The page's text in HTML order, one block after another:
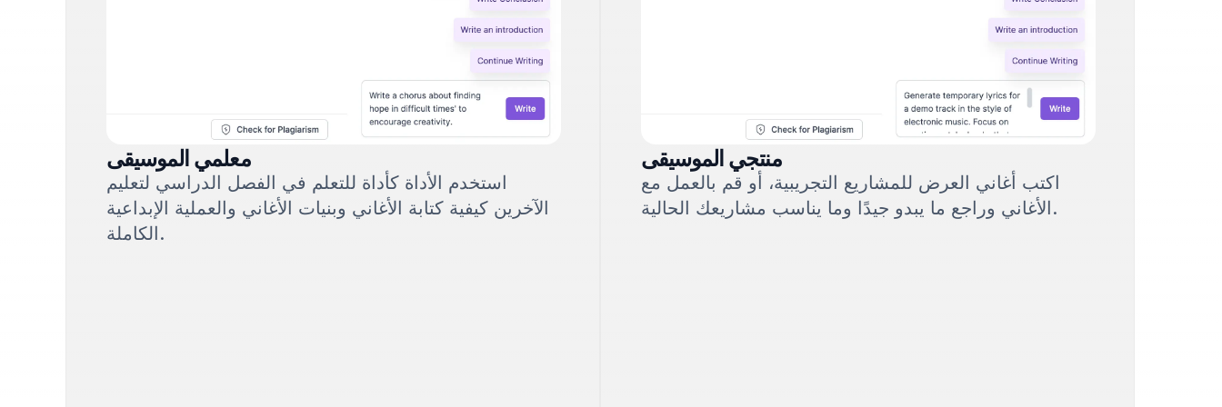
معلمي الموسيقى
استخدم الأداة كأداة للتعلم في الفصل الدراسي لتعليم
الآخرين كيفية كتابة الأغاني وبنيات الأغاني والعملية الإبداعية
الكاملة.
منتجي الموسيقى
اكتب أغاني العرض للمشاريع التجريبية، أو قم بالعمل مع
الأغاني وراجع ما يبدو جيدًا وما يناسب مشاريعك الحالية.